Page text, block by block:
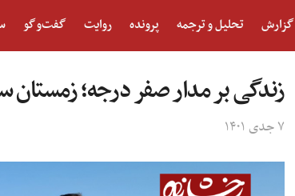
گزارش تحلیل و ترجمه پرونده روایت گفت‌و‎گو
زندگی بر مدار صفر درجه؛ زمستان
۷ جدی ۱۴۰۱